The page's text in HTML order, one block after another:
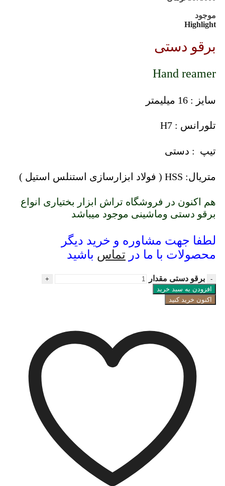
موجود
Highlight
برقو دستی
Hand reamer
سایز : 16 میلیمتر
تلورانس : H7
تیپ : دستی
متریال: HSS ( فولاد ابزارسازی استنلس استیل )
هم اکنون در فروشگاه تراش ابزار بختیاری انواع
برقو دستی وماشینی موجود میباشد
لطفا جهت مشاوره و خرید دیگر
محصولات با ما در تماس باشید
برقو دستی مقدار
افزودن به سبد خرید
اکنون خرید کنید